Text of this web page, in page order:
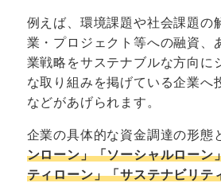
例えば、環境課題や社会課題の
業・プロジェクト等への融資、
業戦略をサステナブルな方向に
な取り組みを掲げている企業へ
などがあげられます。
企業の具体的な資金調達の形態
ンローン」「ソーシャルローン
ティローン」「サステナビリテ